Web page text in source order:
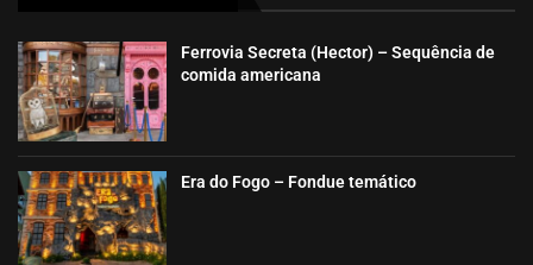
Ferrovia Secreta (Hector) – Sequência de
comida americana
Era do Fogo – Fondue temático